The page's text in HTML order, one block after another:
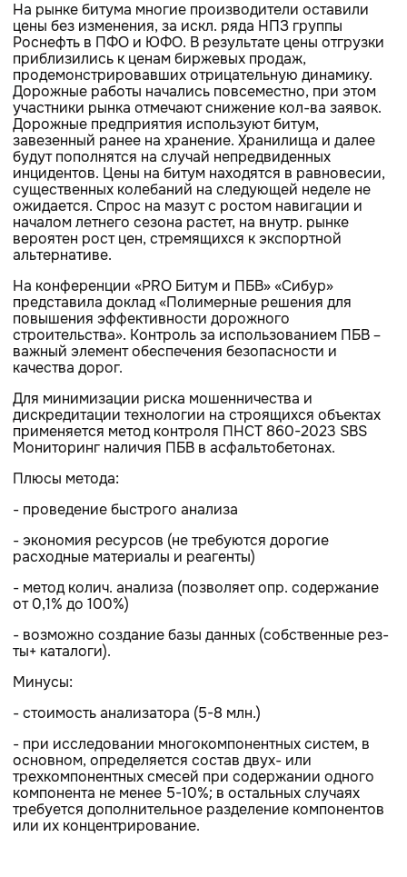
На рынке битума многие производители оставили
цены без изменения, за искл. ряда НПЗ группы
Роснефть в ПФО и ЮФО. В результате цены отгрузки
приблизились к ценам биржевых продаж,
продемонстрировавших отрицательную динамику.
Дорожные работы начались повсеместно, при этом
участники рынка отмечают снижение кол-ва заявок.
Дорожные предприятия используют битум,
завезенный ранее на хранение. Хранилища и далее
будут пополнятся на случай непредвиденных
инцидентов. Цены на битум находятся в равновесии,
существенных колебаний на следующей неделе не
ожидается. Спрос на мазут с ростом навигации и
началом летнего сезона растет, на внутр. рынке
вероятен рост цен, стремящихся к экспортной
альтернативе.
На конференции «PRO Битум и ПБВ» «Сибур»
представила доклад «Полимерные решения для
повышения эффективности дорожного
строительства». Контроль за использованием ПБВ –
важный элемент обеспечения безопасности и
качества дорог.
Для минимизации риска мошенничества и
дискредитации технологии на строящихся объектах
применяется метод контроля ПНСТ 860-2023 SBS
Мониторинг наличия ПБВ в асфальтобетонах.
Плюсы метода:
- проведение быстрого анализа
- экономия ресурсов (не требуются дорогие
расходные материалы и реагенты)
- метод колич. анализа (позволяет опр. содержание
от 0,1% до 100%)
- возможно создание базы данных (собственные рез-
ты+ каталоги).
Минусы:
- стоимость анализатора (5-8 млн.)
- при исследовании многокомпонентных систем, в
основном, определяется состав двух- или
трехкомпонентных смесей при содержании одного
компонента не менее 5-10%; в остальных случаях
требуется дополнительное разделение компонентов
или их концентрирование.